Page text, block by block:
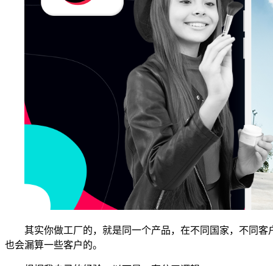
其实你做工厂的，就是同一个产品，在不同国家，不同
也会漏算一些客户的。